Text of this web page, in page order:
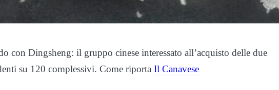
con Dingsheng: il gruppo cinese interessato all’acquisto delle due
su 120 complessivi. Come riporta Il Canavese